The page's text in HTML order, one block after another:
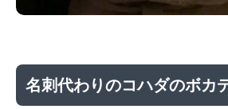
名刺代わりのコハダのボカ